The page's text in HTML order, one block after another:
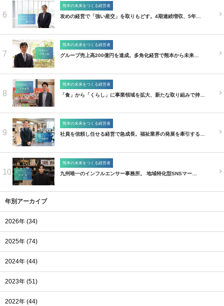
6
熊本の未来をつくる経営者
攻めの経営で「強い産交」を取りもどす。4期連続増収、5年…
7
熊本の未来をつくる経営者
グループ売上高200億円を達成。多角化経営で熊本から未来…
8
熊本の未来をつくる経営者
「食」から「くらし」に事業領域を拡大、新たな取り組みで持…
9
熊本の未来をつくる経営者
社員を信頼し任せる経営で急成長。福祉業界の発展を牽引する…
10
熊本の未来をつくる経営者
九州唯一のインフルエンサー事務所。 地域特化型SNSマー…
年別アーカイブ
2026年 (34)
2025年 (74)
2024年 (44)
2023年 (51)
2022年 (44)